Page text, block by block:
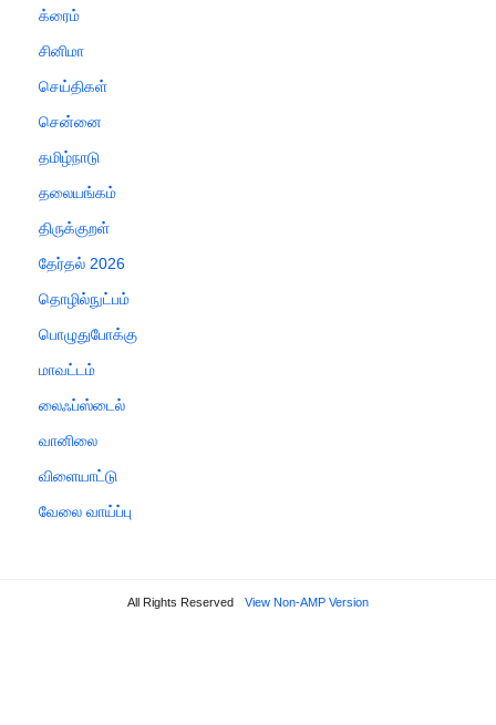
க்ரைம்
சினிமா
செய்திகள்
சென்னை
தமிழ்நாடு
தலையங்கம்
திருக்குறள்
தேர்தல் 2026
தொழில்நுட்பம்
பொழுதுபோக்கு
மாவட்டம்
லைஃப்ஸ்டைல்
வானிலை
விளையாட்டு
வேலை வாய்ப்பு
All Rights Reserved View Non-AMP Version